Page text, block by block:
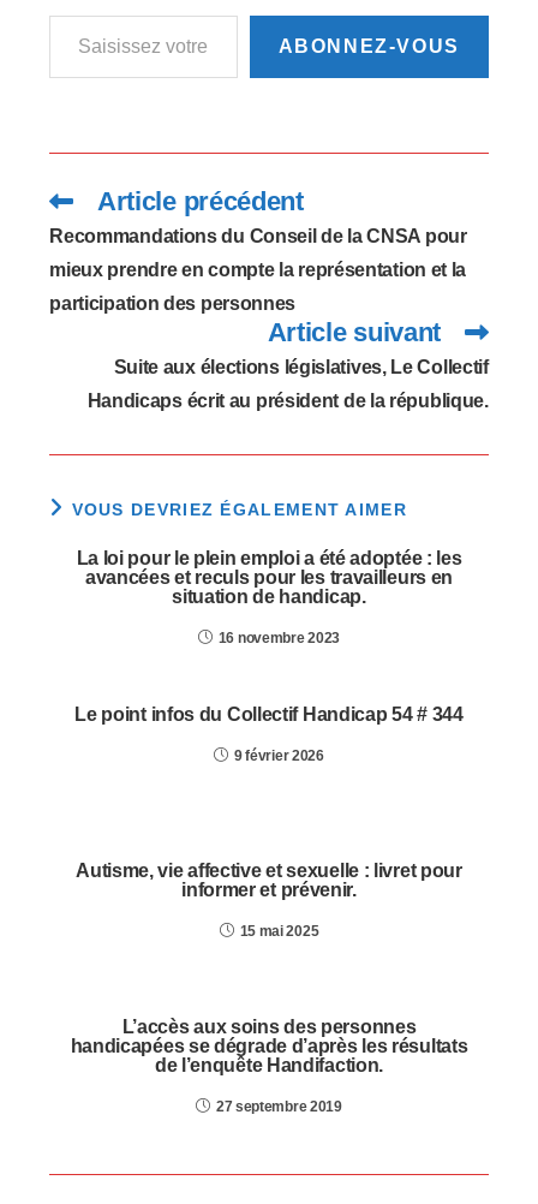
Saisissez votre adresse e-mail…
ABONNEZ-VOUS
Read
more
articles
Article précédent
Recommandations du Conseil de la CNSA pour
mieux prendre en compte la représentation et la
participation des personnes
Article suivant
Suite aux élections législatives, Le Collectif
Handicaps écrit au président de la république.
VOUS DEVRIEZ ÉGALEMENT AIMER
La loi pour le plein emploi a été adoptée : les
avancées et reculs pour les travailleurs en
situation de handicap.
16 novembre 2023
Le point infos du Collectif Handicap 54 # 344
9 février 2026
Autisme, vie affective et sexuelle : livret pour
informer et prévenir.
15 mai 2025
L’accès aux soins des personnes
handicapées se dégrade d’après les résultats
de l’enquête Handifaction.
27 septembre 2019